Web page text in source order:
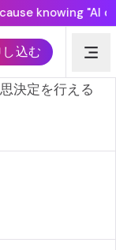
knowing "AI
込む
インサイト
を理解し、よ
決定を行える